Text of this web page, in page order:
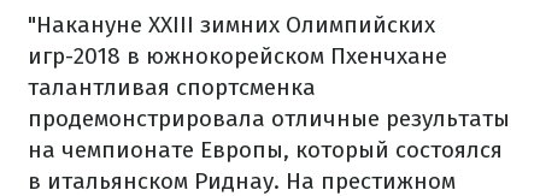
"Накануне ХХІІІ зимних Олимпийских
игр-2018 в южнокорейском Пхенчхане
талантливая спортсменка
продемонстрировала отличные результаты
на чемпионате Европы, который состоялся
в итальянском Риднау. На престижном